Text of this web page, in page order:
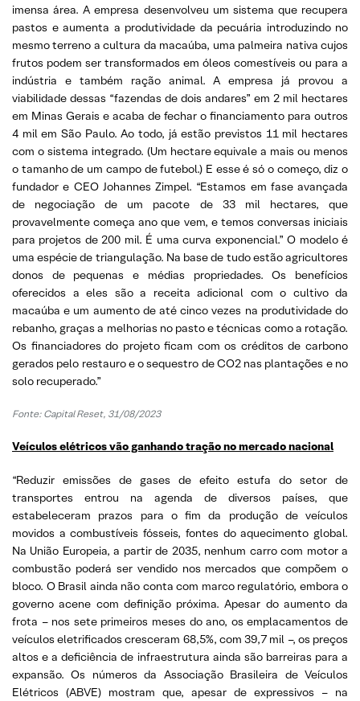
imensa área. A empresa desenvolveu um sistema que recupera
pastos e aumenta a produtividade da pecuária introduzindo no
mesmo terreno a cultura da macaúba, uma palmeira nativa cujos
frutos podem ser transformados em óleos comestíveis ou para a
indústria e também ração animal. A empresa já provou a
viabilidade dessas “fazendas de dois andares” em 2 mil hectares
em Minas Gerais e acaba de fechar o financiamento para outros
4 mil em São Paulo. Ao todo, já estão previstos 11 mil hectares
com o sistema integrado. (Um hectare equivale a mais ou menos
o tamanho de um campo de futebol.) E esse é só o começo, diz o
fundador e CEO Johannes Zimpel. “Estamos em fase avançada
de negociação de um pacote de 33 mil hectares, que
provavelmente começa ano que vem, e temos conversas iniciais
para projetos de 200 mil. É uma curva exponencial.” O modelo é
uma espécie de triangulação. Na base de tudo estão agricultores
donos de pequenas e médias propriedades. Os benefícios
oferecidos a eles são a receita adicional com o cultivo da
macaúba e um aumento de até cinco vezes na produtividade do
rebanho, graças a melhorias no pasto e técnicas como a rotação.
Os financiadores do projeto ficam com os créditos de carbono
gerados pelo restauro e o sequestro de CO2 nas plantações e no
solo recuperado.”
Fonte: Capital Reset, 31/08/2023
Veículos elétricos vão ganhando tração no mercado nacional
“Reduzir emissões de gases de efeito estufa do setor de
transportes entrou na agenda de diversos países, que
estabeleceram prazos para o fim da produção de veículos
movidos a combustíveis fósseis, fontes do aquecimento global.
Na União Europeia, a partir de 2035, nenhum carro com motor a
combustão poderá ser vendido nos mercados que compõem o
bloco. O Brasil ainda não conta com marco regulatório, embora o
governo acene com definição próxima. Apesar do aumento da
frota – nos sete primeiros meses do ano, os emplacamentos de
veículos eletrificados cresceram 68,5%, com 39,7 mil –, os preços
altos e a deficiência de infraestrutura ainda são barreiras para a
expansão. Os números da Associação Brasileira de Veículos
Elétricos (ABVE) mostram que, apesar de expressivos – na